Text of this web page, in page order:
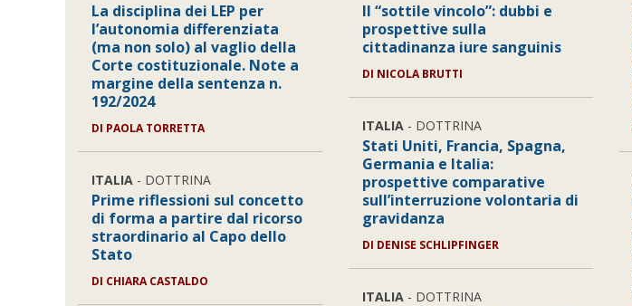
La disciplina dei LEP per
l’autonomia differenziata
(ma non solo) al vaglio della
Corte costituzionale. Note a
margine della sentenza n.
192/2024
DI PAOLA TORRETTA
ITALIA - DOTTRINA
Prime riflessioni sul concetto
di forma a partire dal ricorso
straordinario al Capo dello
Stato
DI CHIARA CASTALDO
Il “sottile vincolo”: dubbi e
prospettive sulla
cittadinanza iure sanguinis
DI NICOLA BRUTTI
ITALIA - DOTTRINA
Stati Uniti, Francia, Spagna,
Germania e Italia:
prospettive comparative
sull’interruzione volontaria di
gravidanza
DI DENISE SCHLIPFINGER
ITALIA - DOTTRINA